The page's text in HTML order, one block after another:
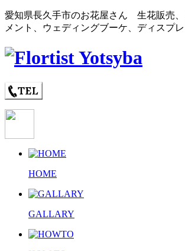
愛知県長久手市のお花屋さん 生花販売
メント、ウェディングブーケ、ディスプレ
HOME
GALLARY